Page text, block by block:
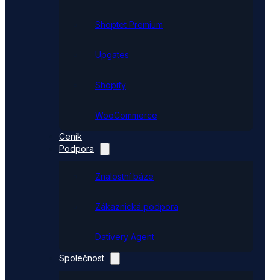
Shoptet Premium
Upgates
Shopify
WooCommerce
Ceník
Podpora
Znalostní báze
Zákaznická podpora
Dativery Agent
Společnost